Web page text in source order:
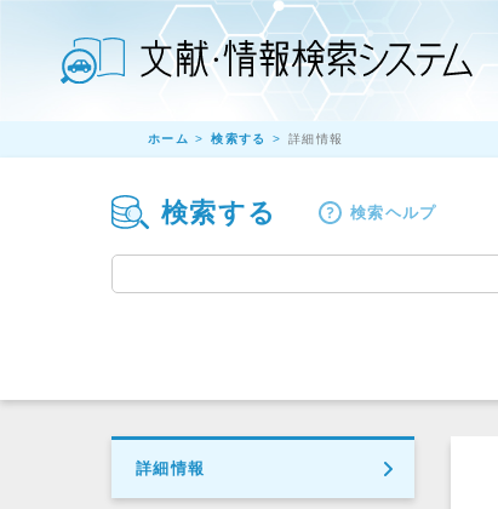
ホーム 検索する 詳細情報
検索する 検索ヘルプ
詳細情報